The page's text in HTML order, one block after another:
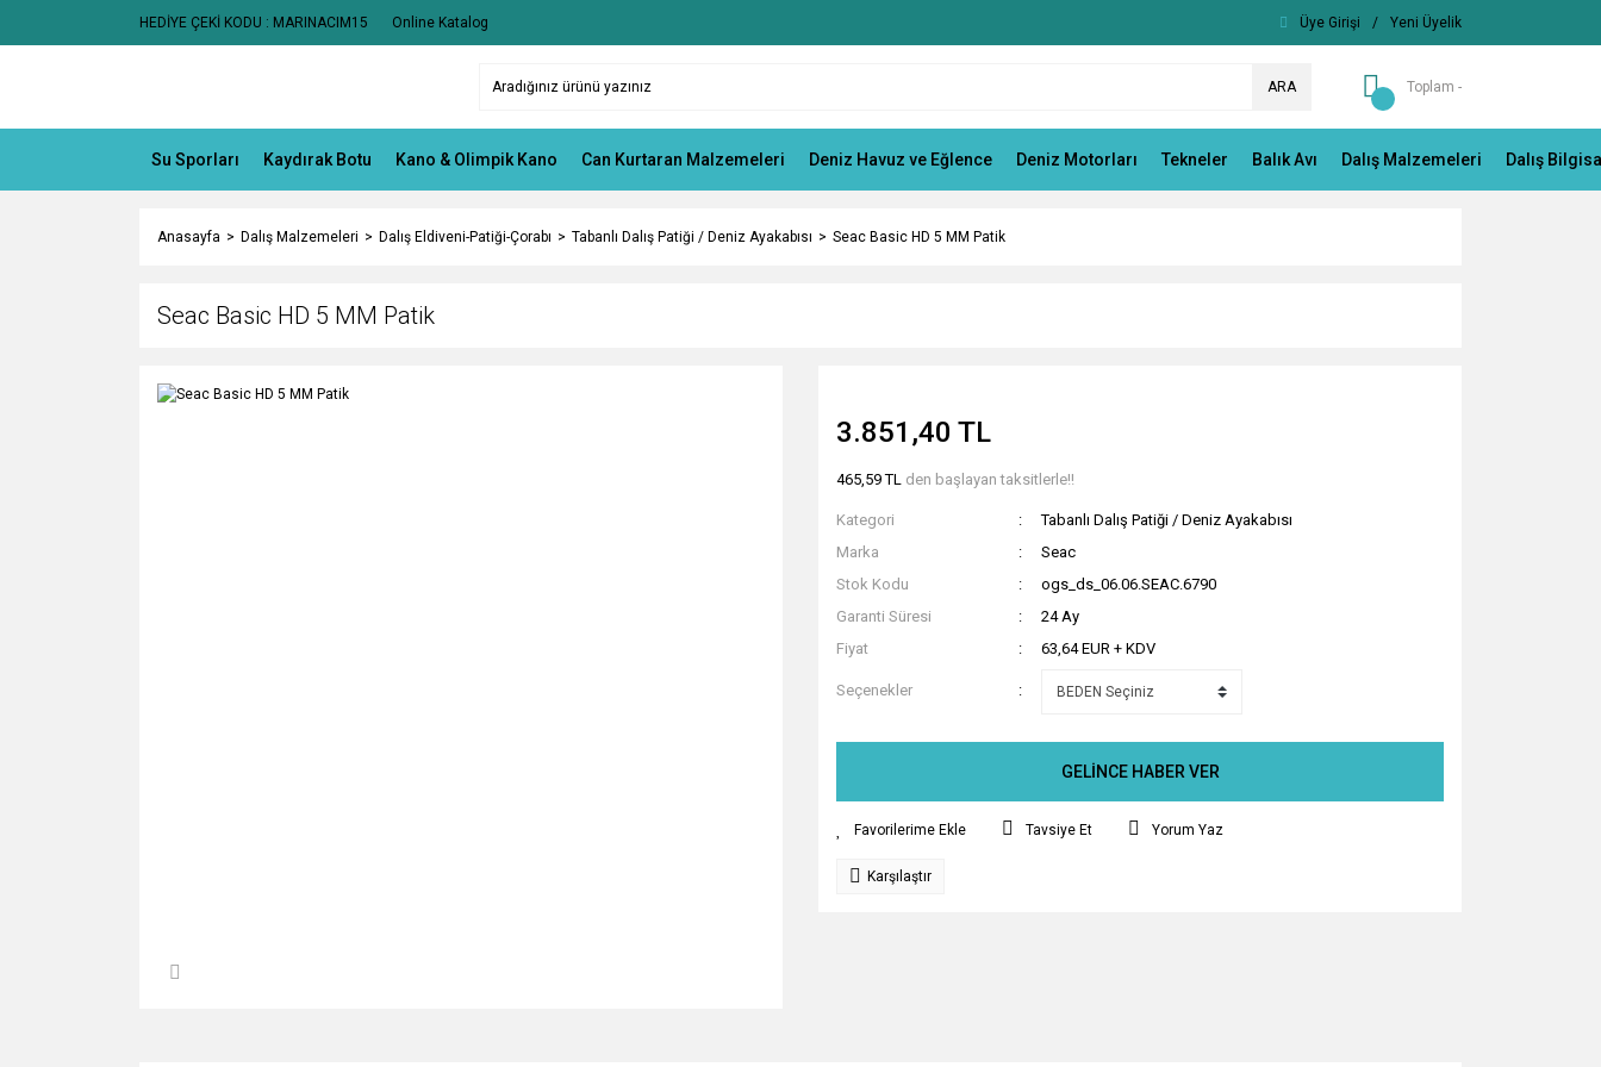
HEDİYE ÇEKİ KODU : MARINACIM15 Online Katalog Üye Girişi / Yeni Üyelik
ARA Toplam -
Su Sporları Kaydırak Botu Kano & Olimpik Kano Can Kurtaran Malzemeleri Deniz Havuz ve Eğlence Deniz Motorları Tekneler Balık Avı Dalış Malzemeleri Dalış
Anasayfa Dalış Malzemeleri Dalış Eldiveni-Patiği-Çorabı Tabanlı Dalış Patiği / Deniz Ayakabısı Seac Basic HD 5 MM Patik
Seac Basic HD 5 MM Patik
3.851,40 TL
465,59 TL den başlayan taksitlerle!!
Kategori
Tabanlı Dalış Patiği / Deniz Ayakabısı
Marka
Seac
Stok Kodu
ogs_ds_06.06.SEAC.6790
Garanti Süresi
24 Ay
Fiyat
63,64 EUR + KDV
Seçenekler
GELİNCE HABER VER
Tavsiye Et Yorum Yaz
Karşılaştır